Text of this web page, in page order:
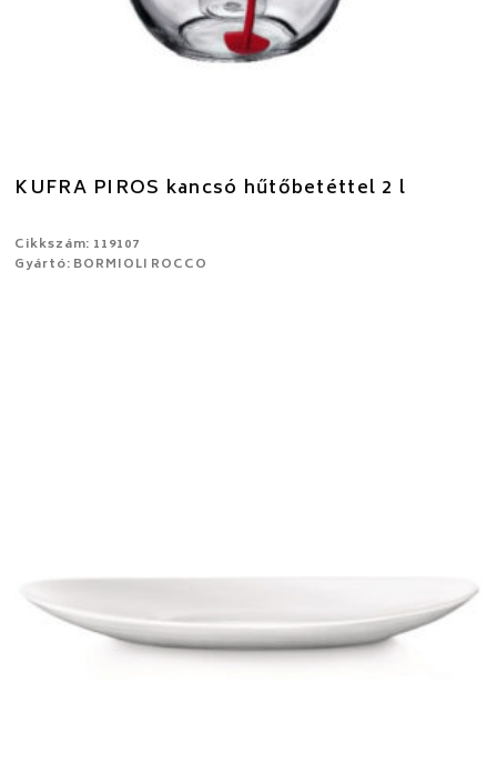
KUFRA PIROS kancsó hűtőbetéttel 2 l
Cikkszám: 119107
Gyártó: BORMIOLI ROCCO